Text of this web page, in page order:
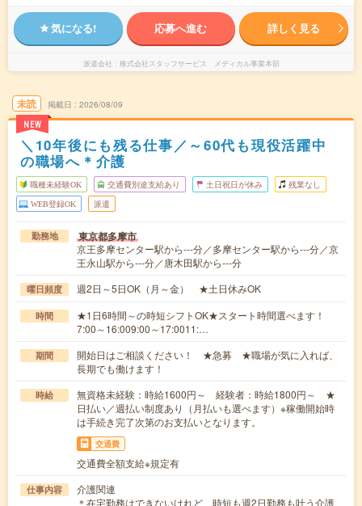
気になる! 応募へ進む 詳しく見る
派遣会社 株式会社スタッフサービス メディカル事業本部
未読
NEW
掲載日 2026/08/09
＼10年後にも残る仕事／～60代も現役活躍中
の職場へ＊介護
職種未経験OK 交通費別途支給あり 土日祝日が休み 残業なし
WEB登録OK 派遣
勤務地 東京都多摩市
京王多摩センター駅から---分／多摩センター駅から---分／京
王永山駅から---分／唐木田駅から---分
曜日頻度 週2日～5日OK（月～金） ★土日休みOK
時間
★1日6時間～の時短シフトOK★スタート時間選べます！
7:00～16:009:00～17:0011:…
期間
開始日はご相談ください！ ★急募 ★職場が気に入れば、
長期でも働けます！
時給
無資格未経験：時給1600円～ 経験者：時給1800円～ ★
日払い／週払い制度あり（月払いも選べます）※稼働開始時
は手続き完了次第のお支払いとなります。
交通費
交通費全額支給※規定有
仕事内容
介護関連
＊在宅勤務はできないけれど、時短も週2日勤務も叶う介護